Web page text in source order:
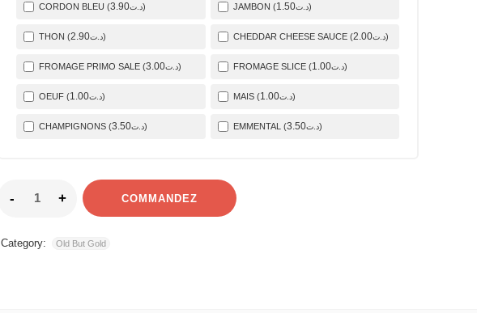
CORDON BLEU ( د.ت 3.90 ) JAMBON ( د.ت 1.50 )
THON ( د.ت 2.90 ) CHEDDAR CHEESE SAUCE ( د.ت 2.00 )
FROMAGE PRIMO SALE ( د.ت 3.00 ) FROMAGE SLICE ( د.ت 1.00 )
OEUF ( د.ت 1.00 ) MAIS ( د.ت 1.00 )
CHAMPIGNONS ( د.ت 3.50 ) EMMENTAL ( د.ت 3.50 )
COMMANDEZ
Category: Old But Gold